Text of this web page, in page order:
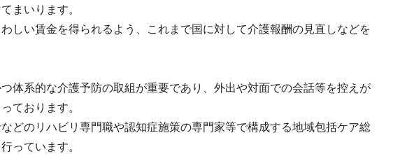
まいります。
しい賃金を得られるよう、これまで国に対して介護報酬の見直しなどを
体系的な介護予防の取組が重要であり、外出や対面での会話等を控えが
ております。
どのリハビリ専門職や認知症施策の専門家等で構成する地域包括ケア総
っています。